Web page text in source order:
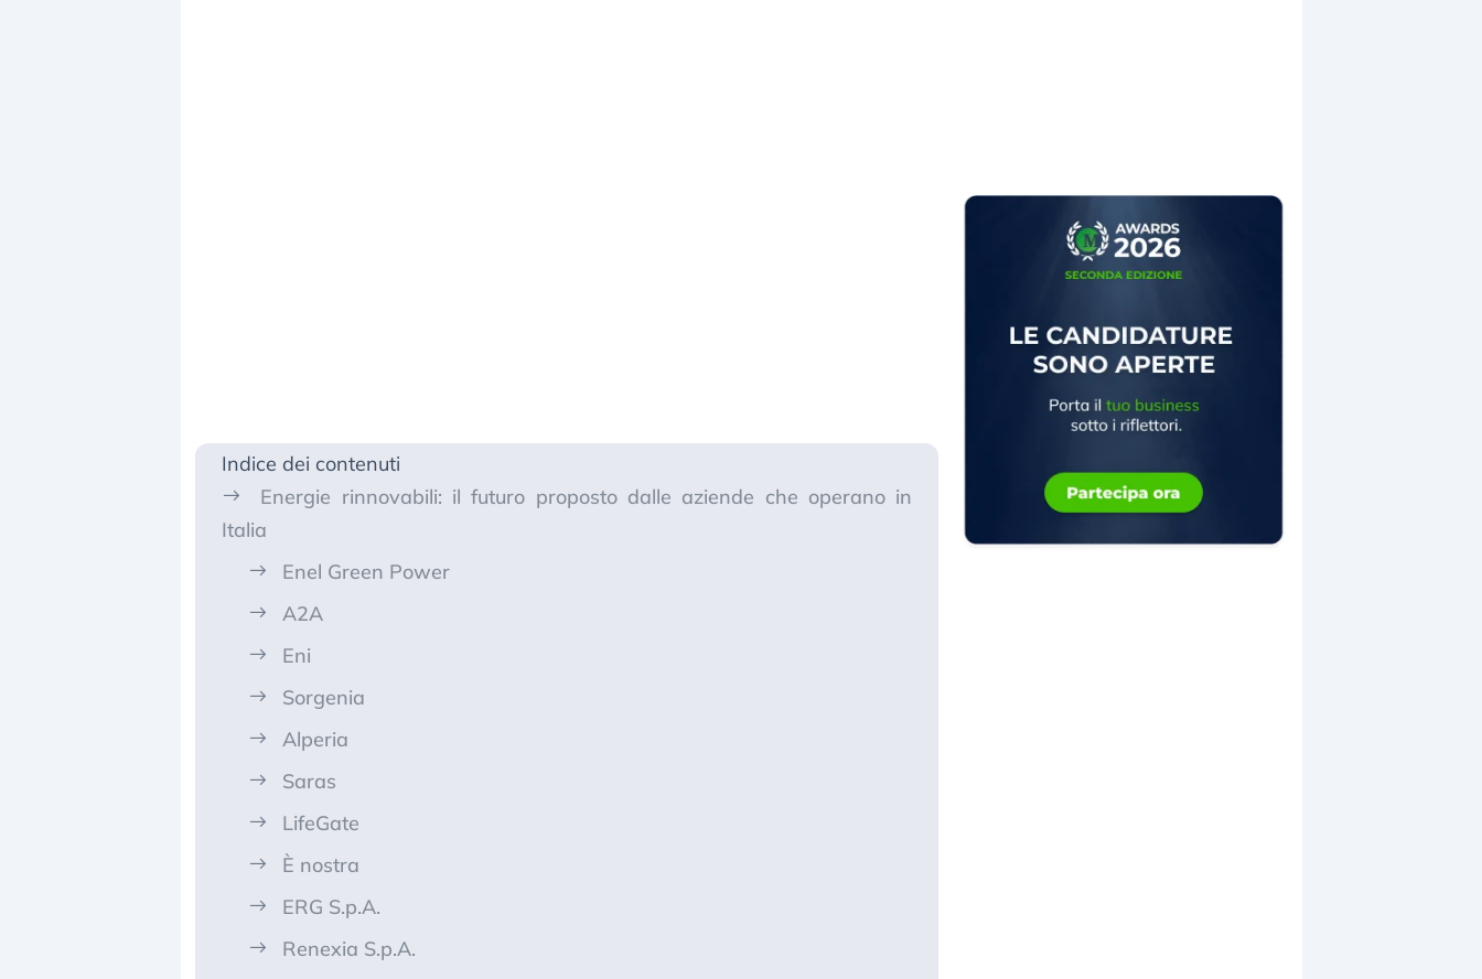
Indice dei contenuti
Energie rinnovabili: il futuro proposto dalle aziende che operano in
Italia
Enel Green Power
A2A
Eni
Sorgenia
Alperia
Saras
LifeGate
È nostra
ERG S.p.A.
Renexia S.p.A.